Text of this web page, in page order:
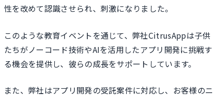
性を改めて認識させられ、刺激になりました。
このような教育イベントを通じて、弊社CitrusAppは子供
たちがノーコード技術やAIを活用したアプリ開発に挑戦す
る機会を提供し、彼らの成長をサポートしています。
また、弊社はアプリ開発の受託案件に対応し、お客様のニ